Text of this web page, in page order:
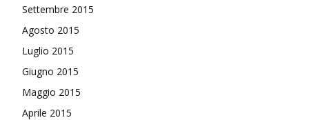
Settembre 2015
Agosto 2015
Luglio 2015
Giugno 2015
Maggio 2015
Aprile 2015